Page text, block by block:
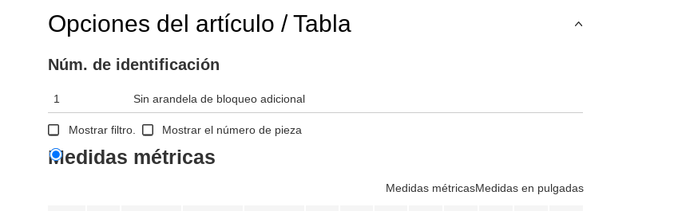
en el área de visualización principal del producto o use las teclas de tabulación para navegar a través de las variantes del
Opciones del artículo / Tabla
Núm. de identificación
1 Sin arandela de bloqueo adicional
Mostrar filtro. Mostrar el número de pieza
Medidas métricas
Medidas métricasMedidas en pulgadas